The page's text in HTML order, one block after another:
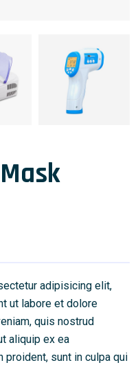
adipisicing elit,
ut labore et dolore
quis nostrud
aliquip ex ea
proident, sunt in culpa qui